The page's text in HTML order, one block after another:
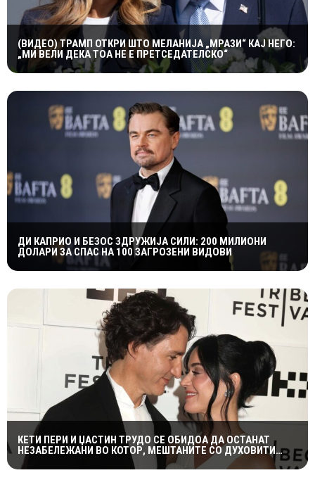
(ВИДЕО) ТРАМП ОТКРИ ШТО МЕЛАНИЈА „МРАЗИ“ КАЈ НЕГО:
„МИ ВЕЛИ ДЕКА ТОА НЕ Е ПРЕТСЕДАТЕЛСКО“
ДИ КАПРИО И БЕЗОС ЗДРУЖИЈА СИЛИ: 200 МИЛИОНИ
ДОЛАРИ ЗА СПАС НА 100 ЗАГРОЗЕНИ ВИДОВИ
КЕТИ ПЕРИ И ЏАСТИН ТРУДО СЕ ОБИДОА ДА ОСТАНАТ
НЕЗАБЕЛЕЖАНИ ВО КОТОР, МЕШТАНИТЕ СО ДУХОВИТИ
РЕАКЦИИ: „НИКОЈ НЕ БИ ГИ ПРЕПОЗНАЛ“